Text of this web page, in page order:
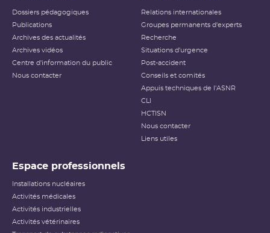
Dossiers pédagogiques
Publications
Archives des actualités
Archives vidéos
Centre d'information du public
Nous contacter
Relations internationales
Groupes permanents d'experts
Recherche
Situations d'urgence
Post-accident
Conseils et comités
Appuis techniques de l'ASNR
CLI
HCTISN
Nous contacter
Liens utiles
Espace professionnels
Installations nucléaires
Activités médicales
Activités industrielles
Activités vétérinaires